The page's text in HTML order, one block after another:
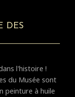
DES
l'histoire !
du Musée sont
peinture à huile